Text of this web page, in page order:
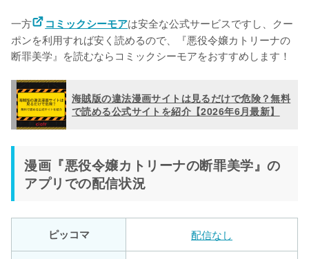
一方 コミックシーモアは安全な公式サービスですし、クー
ポンを利用すれば安く読めるので、『悪役令嬢カトリーナの
断罪美学』を読むならコミックシーモアをおすすめします！
海賊版の違法漫画サイトは見るだけで危険？無料
で読める公式サイトを紹介【2026年6月最新】
漫画『悪役令嬢カトリーナの断罪美学』の
アプリでの配信状況
ピッコマ 配信なし